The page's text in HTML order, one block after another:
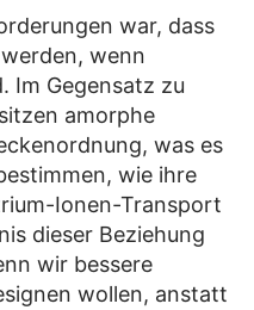
war, dass
wenn
Im Gegensatz zu
amorphe
was es
wie ihre
Ionen-Transport
dieser Beziehung
wir bessere
wollen, anstatt